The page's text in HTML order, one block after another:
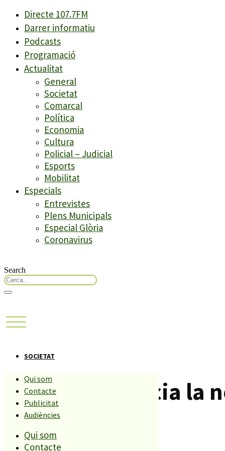
Directe 107.7FM
Darrer informatiu
Podcasts
Programació
Actualitat
General
Societat
Comarcal
Política
Economia
Cultura
Policial – Judicial
Esports
Mobilitat
Especials
Entrevistes
Plens Municipals
Especial Glòria
Coronavirus
Search
Qui som
Contacte
Publicitat
Audiències
Qui som
Contacte
SOCIETAT
Palafolls anuncia la